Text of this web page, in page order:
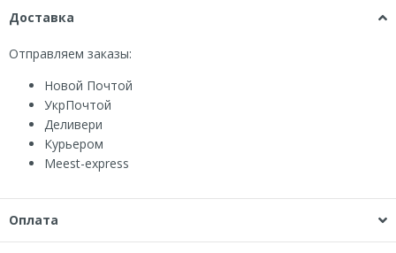
Доставка
Отправляем заказы:
Новой Почтой
УкрПочтой
Деливери
Курьером
Мeest-express
Оплата